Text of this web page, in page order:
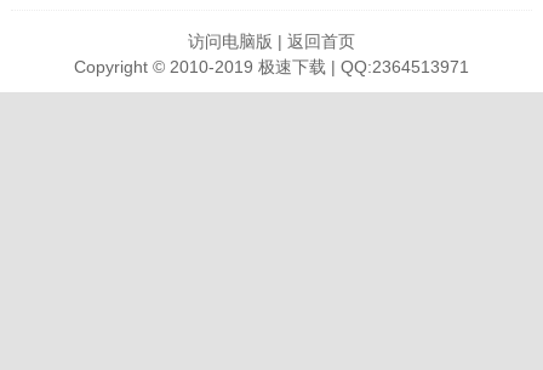
2、CPU使用监控
要添加CPU使用计数器，请按主工具栏上的“添加”按钮，在左侧视图
访问电脑版 | 返回首页
Copyright © 2010-2019 极速下载 | QQ:2364513971